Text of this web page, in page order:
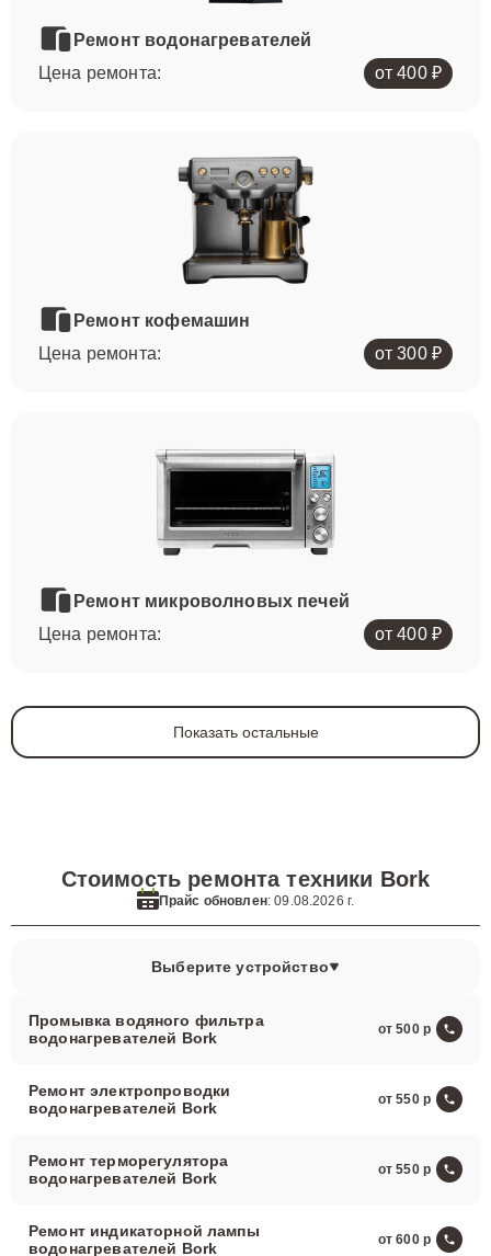
Ремонт водонагревателей
Цена ремонта:
от 400 ₽
Ремонт кофемашин
Цена ремонта:
от 300 ₽
Ремонт микроволновых печей
Цена ремонта:
от 400 ₽
Показать остальные
Стоимость ремонта техники Bork
Прайс обновлен: 09.08.2026 г.
Выберите устройство
Промывка водяного фильтра
водонагревателей Bork
от 500
Ремонт электропроводки
водонагревателей Bork
от 550
Ремонт терморегулятора
водонагревателей Bork
от 550
Ремонт индикаторной лампы
водонагревателей Bork
от 600